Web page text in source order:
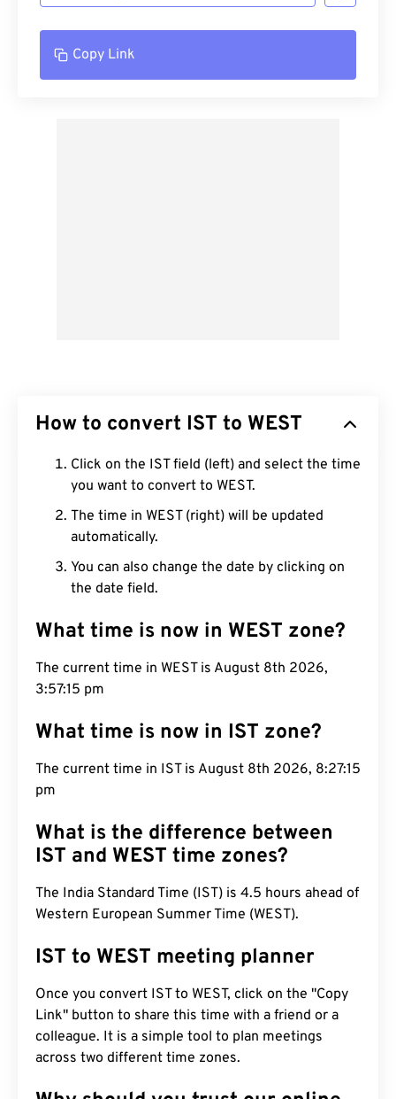
Copy Link
How to convert IST to WEST
Click on the IST field (left) and select the time
you want to convert to WEST.
The time in WEST (right) will be updated
automatically.
You can also change the date by clicking on
the date field.
What time is now in WEST zone?
The current time in WEST is August 8th 2026,
3:57:16 pm
What time is now in IST zone?
The current time in IST is August 8th 2026, 8:27:16
pm
What is the difference between
IST and WEST time zones?
The India Standard Time (IST) is 4.5 hours ahead of
Western European Summer Time (WEST).
IST to WEST meeting planner
Once you convert IST to WEST, click on the "Copy
Link" button to share this time with a friend or a
colleague. It is a simple tool to plan meetings
across two different time zones.